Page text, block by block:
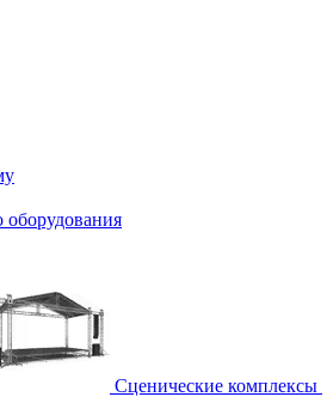
оборудования
Сценические комплексы